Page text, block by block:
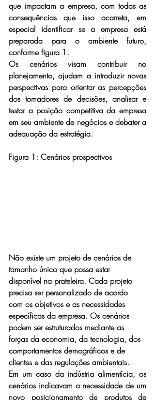
que impactam a empresa, com todas as
consequências que isso acarreta, em
especial identificar se a empresa está
preparada para o ambiente futuro,
conforme figura 1.
Os cenários visam contribuir no
planejamento, ajudam a introduzir novas
perspectivas para orientar as percepções
dos tomadores de decisões, analisar e
testar a posição competitiva da empresa
em seu ambiente de negócios e debater a
adequação da estratégia.
Figura 1: Cenários prospectivos
Não existe um projeto de cenários de
tamanho único que possa estar
disponível na prateleira. Cada projeto
precisa ser personalizado de acordo
com os objetivos e as necessidades
específicas da empresa. Os cenários
podem ser estruturados mediante as
forças da economia, da tecnologia, dos
comportamentos demográficos e de
clientes e das regulações ambientais.
Em um caso da indústria alimentícia, os
cenários indicavam a necessidade de um
novo posicionamento de produtos de